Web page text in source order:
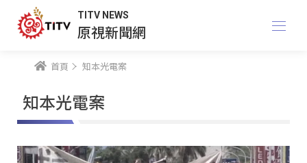
TITV NEWS
原視新聞網
首頁 知本光電案
知本光電案